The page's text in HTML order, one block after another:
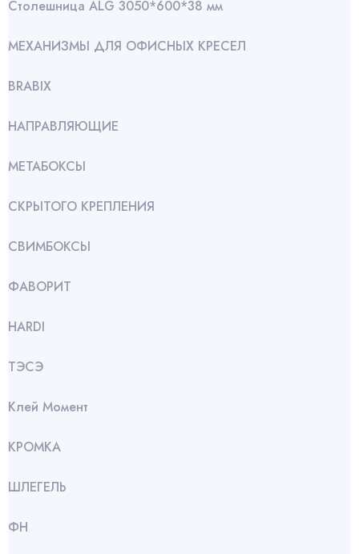
Столешница ALG 3050*600*38 мм
МЕХАНИЗМЫ ДЛЯ ОФИСНЫХ КРЕСЕЛ
BRABIX
НАПРАВЛЯЮЩИЕ
МЕТАБОКСЫ
СКРЫТОГО КРЕПЛЕНИЯ
СВИМБОКСЫ
ФАВОРИТ
HARDI
ТЭСЭ
Клей Момент
КРОМКА
ШЛЕГЕЛЬ
ФН